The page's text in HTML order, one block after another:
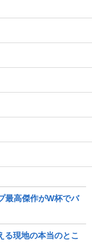
高傑作がW杯でバ
る現地の本当のとこ